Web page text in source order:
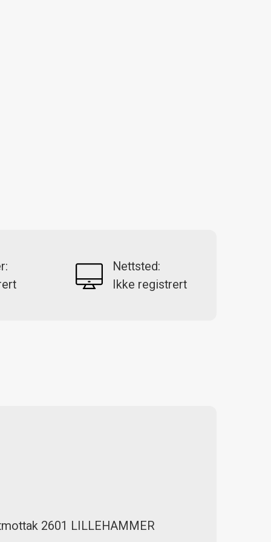
Nettsted:
Ikke registrert
2601 LILLEHAMMER